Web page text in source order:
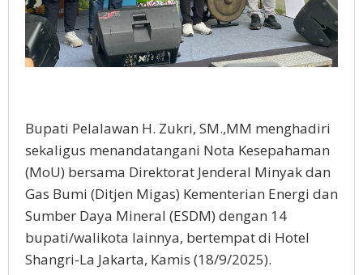
Bupati Pelalawan H. Zukri, SM.,MM menghadiri
sekaligus menandatangani Nota Kesepahaman
(MoU) bersama Direktorat Jenderal Minyak dan
Gas Bumi (Ditjen Migas) Kementerian Energi dan
Sumber Daya Mineral (ESDM) dengan 14
bupati/walikota lainnya, bertempat di Hotel
Shangri-La Jakarta, Kamis (18/9/2025).